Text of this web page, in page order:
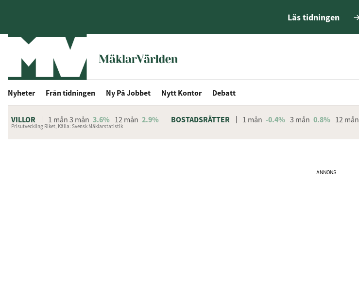
Läs tidningen
Nyheter Från tidningen Ny På Jobbet Nytt Kontor Debatt
VILLOR 1 mån 3 mån 3.6% 12 mån 2.9% BOSTADSRÄTTER 1 mån -0.4% 3 mån 0.8% 12 mån
Prisutveckling Riket, Källa: Svensk Mäklarstatistik
ANNONS